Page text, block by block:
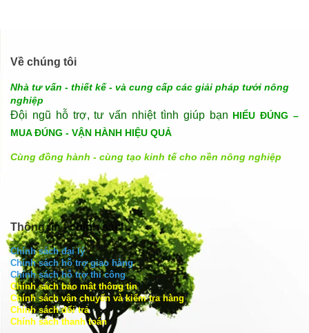
Về chúng tôi
Nhà tư vấn - thiết kế - và cung cấp các giải pháp tưới nông
nghiệp
Đội ngũ hỗ trợ, tư vấn nhiệt tình giúp bạn HIỂU ĐÚNG –
MUA ĐÚNG - VẬN HÀNH HIỆU QUẢ
Cùng đồng hành - cùng tạo kinh tế cho nền nông nghiệp
Thông tin - chính sách
Chính sách đại lý
Chính sách hỗ trợ giao hàng
Chính sách hỗ trợ thi công
Chính sách bảo mật thông tin
Chính sách vận chuyển và kiểm tra hàng
Chính sách đổi trả
Chính sách thanh toán